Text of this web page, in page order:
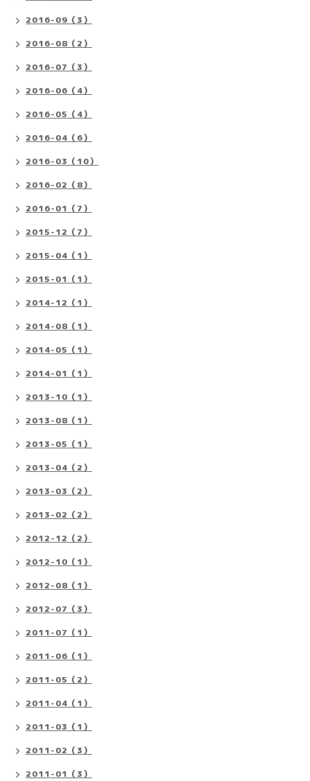
2016-09（3）
2016-08（2）
2016-07（3）
2016-06（4）
2016-05（4）
2016-04（6）
2016-03（10）
2016-02（8）
2016-01（7）
2015-12（7）
2015-04（1）
2015-01（1）
2014-12（1）
2014-08（1）
2014-05（1）
2014-01（1）
2013-10（1）
2013-08（1）
2013-05（1）
2013-04（2）
2013-03（2）
2013-02（2）
2012-12（2）
2012-10（1）
2012-08（1）
2012-07（3）
2011-07（1）
2011-06（1）
2011-05（2）
2011-04（1）
2011-03（1）
2011-02（3）
2011-01（3）